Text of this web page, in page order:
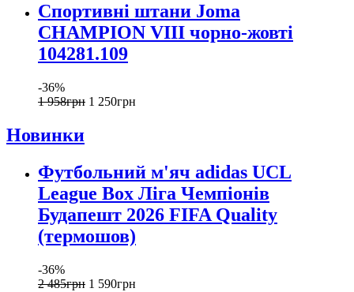
Спортивні штани Joma
CHAMPION VIII чорно-жовті
104281.109
-36%
1 958грн 1 250грн
Новинки
Футбольний м'яч adidas UCL
League Box Ліга Чемпіонів
Будапешт 2026 FIFA Quality
(термошов)
-36%
2 485грн 1 590грн